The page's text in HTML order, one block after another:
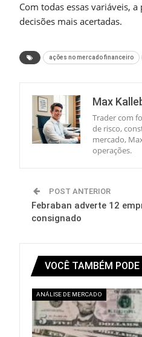
Com todas essas variáveis,
decisões mais acertadas.
ações no mercado financeiro
Max
Trader com
de risco,
mercado,
operações.
POST ANTERIOR
Febraban adverte 12
consignado
VOCÊ TAMBÉM
ANÁLISE DE MERCADO